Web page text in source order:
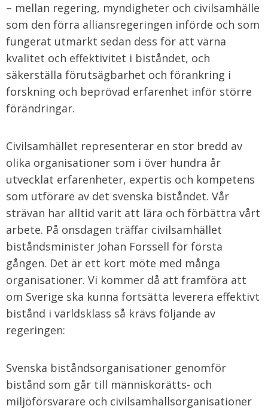
– mellan regering, myndigheter och civilsamhälle
som den förra alliansregeringen införde och som
fungerat utmärkt sedan dess för att värna
kvalitet och effektivitet i biståndet, och
säkerställa förutsägbarhet och förankring i
forskning och beprövad erfarenhet inför större
förändringar.
Civilsamhället representerar en stor bredd av
olika organisationer som i över hundra år
utvecklat erfarenheter, expertis och kompetens
som utförare av det svenska biståndet. Vår
strävan har alltid varit att lära och förbättra vårt
arbete. På onsdagen träffar civilsamhället
biståndsminister Johan Forssell för första
gången. Det är ett kort möte med många
organisationer. Vi kommer då att framföra att
om Sverige ska kunna fortsätta leverera effektivt
bistånd i världsklass så krävs följande av
regeringen:
Svenska biståndsorganisationer genomför
bistånd som går till människorätts- och
miljöförsvarare och civilsamhällsorganisationer